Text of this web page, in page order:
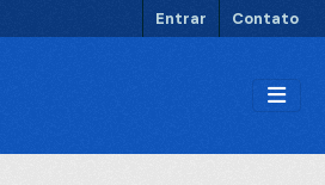
Entrar Contato